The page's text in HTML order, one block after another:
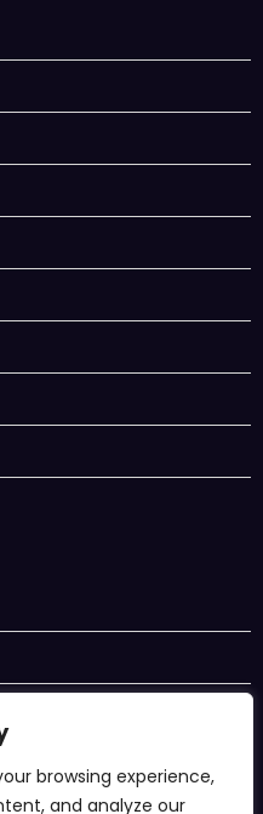
browsing experience,
and analyze our